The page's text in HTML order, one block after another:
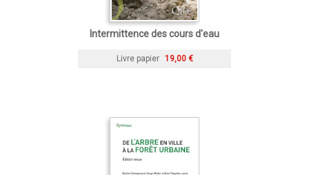
Intermittence des cours d'eau
Livre papier 19,00 €